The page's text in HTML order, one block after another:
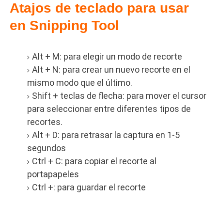
Atajos de teclado para usar
en Snipping Tool
Alt + M: para elegir un modo de recorte
Alt + N: para crear un nuevo recorte en el
mismo modo que el último.
Shift + teclas de flecha: para mover el cursor
para seleccionar entre diferentes tipos de
recortes.
Alt + D: para retrasar la captura en 1-5
segundos
Ctrl + C: para copiar el recorte al
portapapeles
Ctrl +: para guardar el recorte